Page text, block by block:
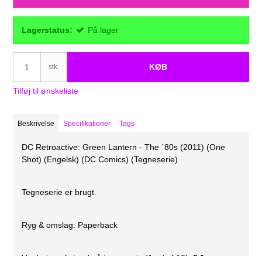
Lagerstatus: På lager
stk. KØB
Tilføj til ønskeliste
Beskrivelse Specifikationer Tags
DC Retroactive: Green Lantern - The ´80s (2011) (One
Shot) (Engelsk) (DC Comics) (Tegneserie)
Tegneserie er brugt.
Ryg & omslag: Paperback